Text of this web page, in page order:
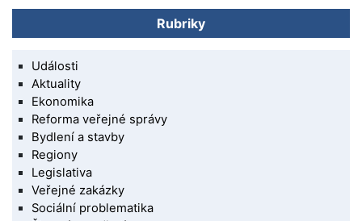
Rubriky
Události
Aktuality
Ekonomika
Reforma veřejné správy
Bydlení a stavby
Regiony
Legislativa
Veřejné zakázky
Sociální problematika